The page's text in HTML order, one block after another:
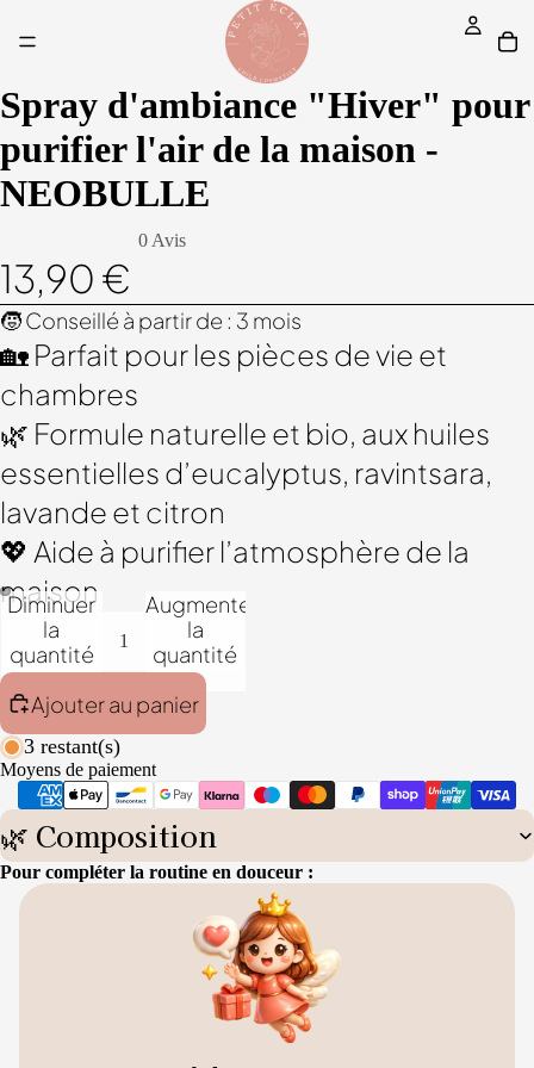
Spray d'ambiance "Hiver" pour
purifier l'air de la maison -
NEOBULLE
0 Avis
13,90 €
🧒 Conseillé à partir de : 3 mois
🏡 Parfait pour les pièces de vie et
chambres
🌿 Formule naturelle et bio, aux huiles
essentielles d’eucalyptus, ravintsara,
lavande et citron
💖 Aide à purifier l’atmosphère de la
maison
Diminuer
la
quantité
Augmenter
la
quantité
Ajouter au panier
3 restant(s)
Moyens de paiement
🌿 Composition
Pour compléter la routine en douceur :